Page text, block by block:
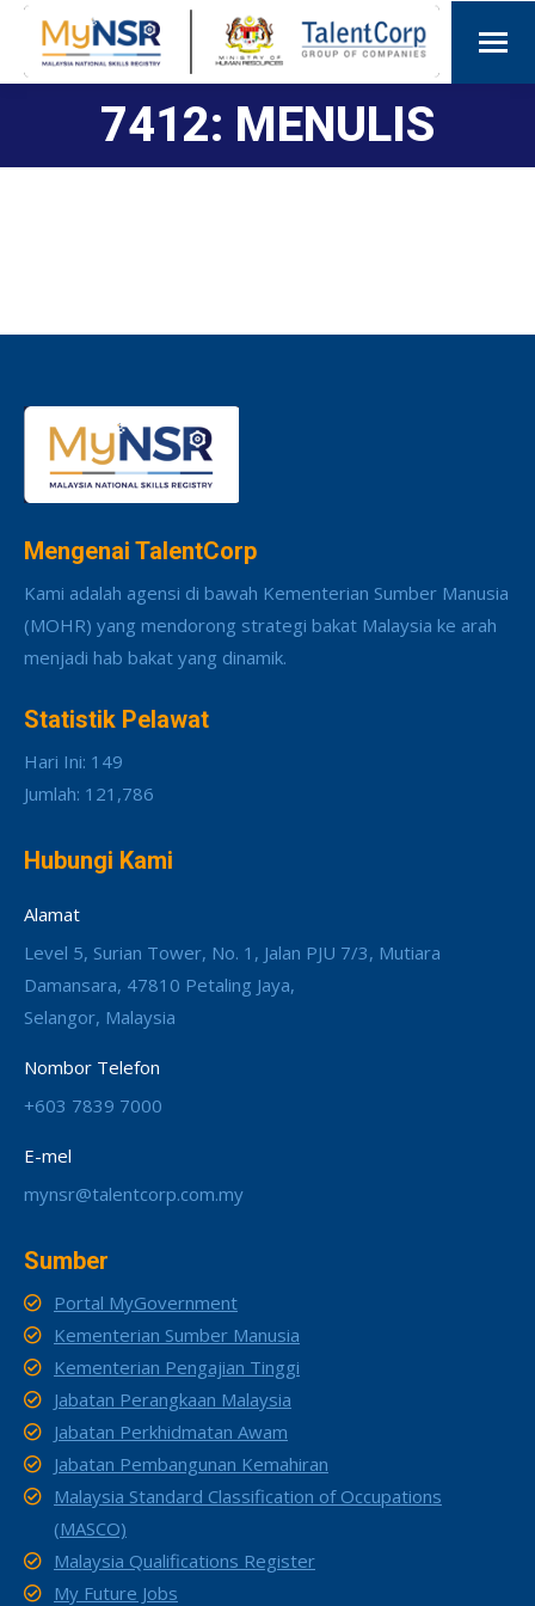
7412: MENULIS
Mengenai TalentCorp
Kami adalah agensi di bawah Kementerian Sumber Manusia
(MOHR) yang mendorong strategi bakat Malaysia ke arah
menjadi hab bakat yang dinamik.
Statistik Pelawat
Hari Ini: 149
Jumlah: 121,786
Hubungi Kami
Alamat
Level 5, Surian Tower, No. 1, Jalan PJU 7/3, Mutiara
Damansara, 47810 Petaling Jaya,
Selangor, Malaysia
Nombor Telefon
+603 7839 7000
E-mel
mynsr@talentcorp.com.my
Sumber
Portal MyGovernment
Kementerian Sumber Manusia
Kementerian Pengajian Tinggi
Jabatan Perangkaan Malaysia
Jabatan Perkhidmatan Awam
Jabatan Pembangunan Kemahiran
Malaysia Standard Classification of Occupations
(MASCO)
Malaysia Qualifications Register
My Future Jobs